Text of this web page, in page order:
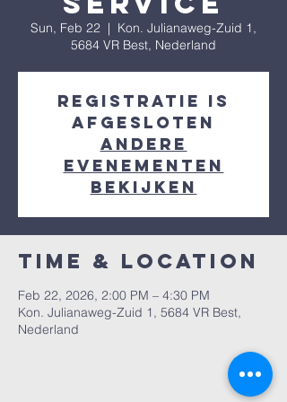
Sun, Feb 22
  |
Kon. Julianaweg-Zuid 1,
5684 VR Best, Nederland
Registratie is
afgesloten
Andere
evenementen
bekijken
Time & Location
Feb 22, 2026, 2:00 PM – 4:30 PM
Kon. Julianaweg-Zuid 1, 5684 VR Best,
Nederland